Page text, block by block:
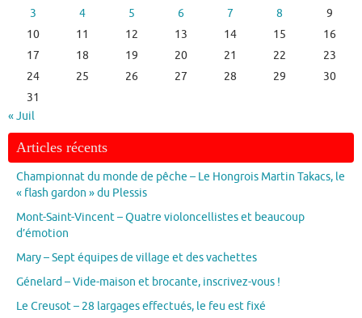
3
4 5 6 7 8
9
10
11 12 13 14 15
16
17
18 19 20 21 22
23
24
25 26 27 28 29
30
31
« Juil
Articles récents
Championnat du monde de pêche – Le Hongrois Martin Takacs, le
« flash gardon » du Plessis
Mont-Saint-Vincent – Quatre violoncellistes et beaucoup
d’émotion
Mary – Sept équipes de village et des vachettes
Génelard – Vide-maison et brocante, inscrivez-vous !
Le Creusot – 28 largages effectués, le feu est fixé